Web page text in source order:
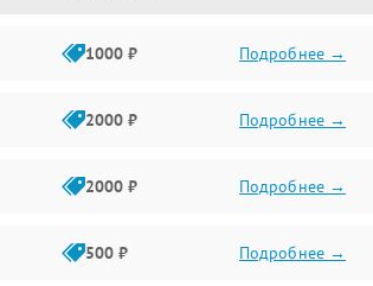
1000 ₽ Подробнее →
2000 ₽ Подробнее →
2000 ₽ Подробнее →
500 ₽ Подробнее →